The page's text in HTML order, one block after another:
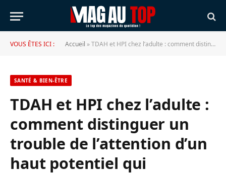
VOUS ÊTES ICI : Accueil »TDAH et HPI chez l’adulte : comment distinguer un trouble de l’attention d’un haut potentiel qui compense ?
SANTÉ & BIEN-ÊTRE
TDAH et HPI chez l’adulte :
comment distinguer un
trouble de l’attention d’un
haut potentiel qui